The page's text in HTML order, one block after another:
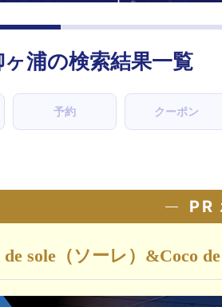
ヶ浦の検索結果一覧
予約 クーポン
PR
de sole（ソーレ）&Coco